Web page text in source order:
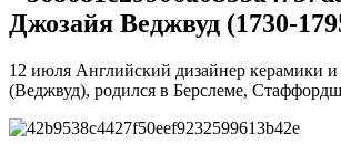
Джозайя Веджвуд (1730-
12 июля Английский дизайнер керамики и
(Веджвуд), родился в Берслеме,